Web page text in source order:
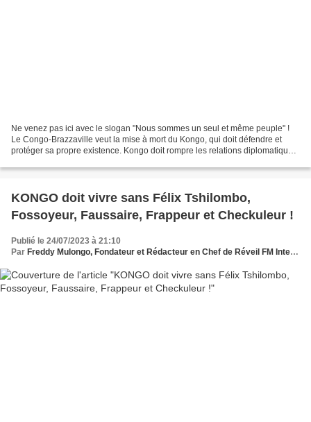
Ne venez pas ici avec le slogan "Nous sommes un seul et même peuple" !
Le Congo-Brazzaville veut la mise à mort du Kongo, qui doit défendre et
protéger sa propre existence. Kongo doit rompre les relations diplomatiques
KONGO doit vivre sans Félix Tshilombo,
Fossoyeur, Faussaire, Frappeur et Checkuleur !
Publié le 24/07/2023 à 21:10
Par Freddy Mulongo, Fondateur et Rédacteur en Chef de Réveil FM International